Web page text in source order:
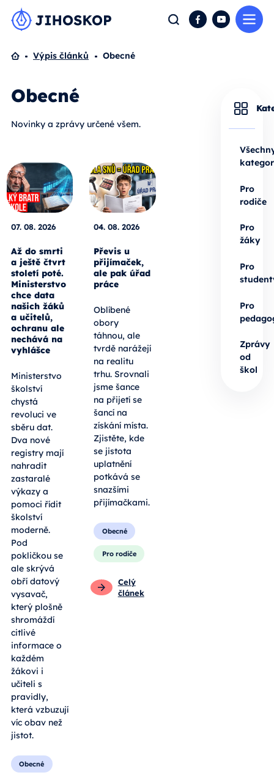
Hledat FacebookYouTube
Domů
Výpis článků Obecné
Obecné
Novinky a zprávy určené všem.
07. 08. 2026
Až do smrti
a ještě čtvrt
století poté.
Ministerstvo
chce data
našich žáků
a učitelů,
ochranu ale
nechává na
vyhlášce
Ministerstvo
školství
chystá
revoluci ve
sběru dat.
Dva nové
registry mají
nahradit
zastaralé
výkazy a
pomoci řídit
školství
moderně.
Pod
pokličkou se
ale skrývá
obří datový
vysavač,
který plošně
shromáždí
citlivé
informace o
každém
žákovi i
učiteli s
pravidly,
která vzbuzují
víc obav než
jistot.
Obecné
04. 08. 2026
Převis u
přijímaček,
ale pak úřad
práce
Oblíbené
obory
táhnou, ale
tvrdě narážejí
na realitu
trhu. Srovnali
jsme šance
na přijetí se
šancí na
získání místa.
Zjistěte, kde
se jistota
uplatnění
potkává se
snazšími
přijímačkami.
Obecné
Pro rodiče
Celý
článek
Pro
rodiče
Pro
žáky
Pro
Pro
Zprávy
od
škol